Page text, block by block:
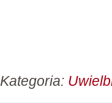
Kategoria: